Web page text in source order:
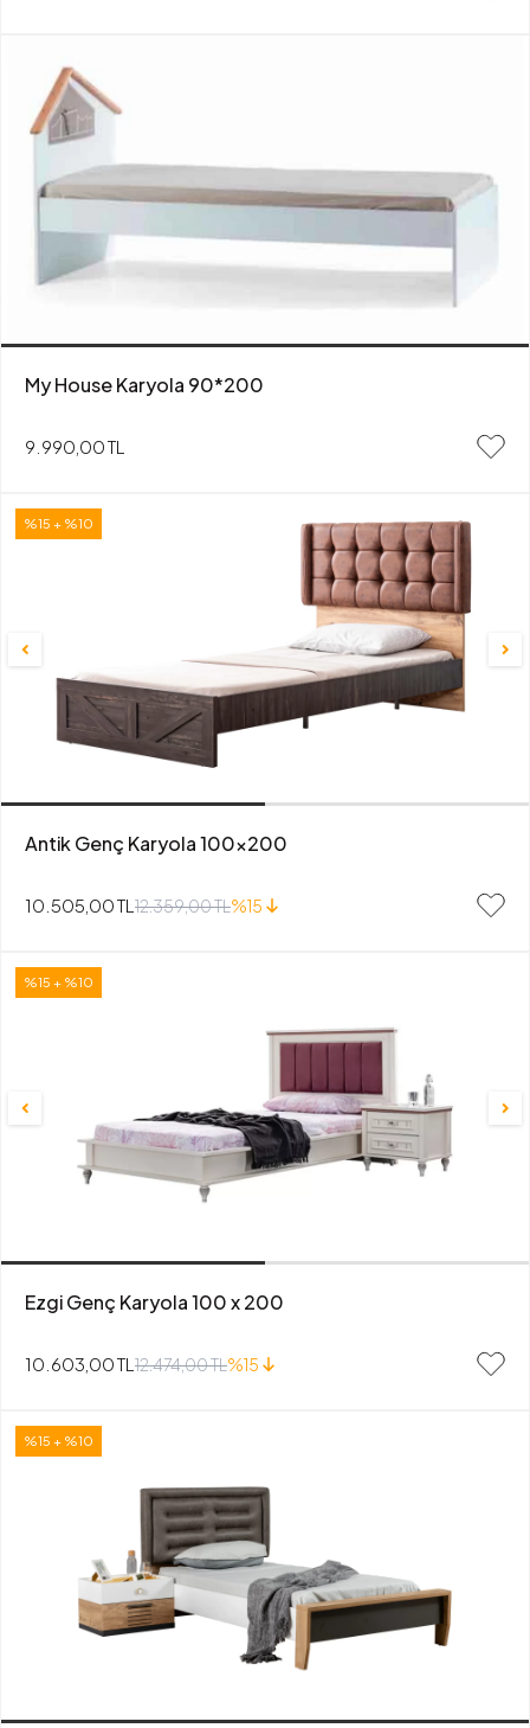
My House Karyola 90*200
9.990,00 TL
%15 + %10
Antik Genç Karyola 100x200
10.505,00 TL 12.359,00 TL%15
%15 + %10
Ezgi Genç Karyola 100 x 200
10.603,00 TL 12.474,00 TL%15
%15 + %10